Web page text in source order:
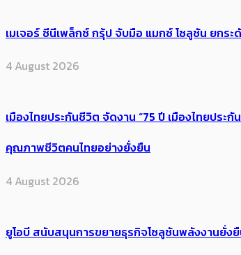
เมเจอร์ ซีนีเพล็กซ์ กรุ้ป จับมือ แมกซ์ โซลูชัน ยกร
4 August 2026
เมืองไทยประกันชีวิต จัดงาน “75 ปี เมืองไทยป
คุณภาพชีวิตคนไทยอย่างยั่งยืน
4 August 2026
ยูโอบี สนับสนุนการขยายธุรกิจโซลูชันพลังงานยั่ง